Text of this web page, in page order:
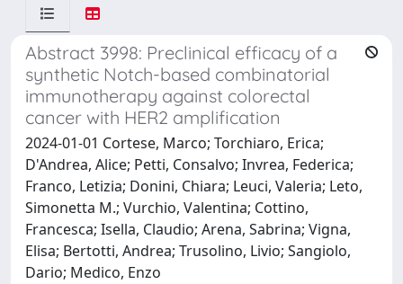
Abstract 3998: Preclinical efficacy of a
synthetic Notch-based combinatorial
immunotherapy against colorectal
cancer with HER2 amplification
2024-01-01 Cortese, Marco; Torchiaro, Erica;
D'Andrea, Alice; Petti, Consalvo; Invrea, Federica;
Franco, Letizia; Donini, Chiara; Leuci, Valeria; Leto,
Simonetta M.; Vurchio, Valentina; Cottino,
Francesca; Isella, Claudio; Arena, Sabrina; Vigna,
Elisa; Bertotti, Andrea; Trusolino, Livio; Sangiolo,
Dario; Medico, Enzo